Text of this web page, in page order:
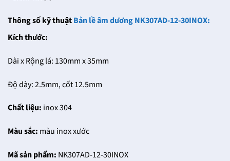
Thông số kỹ thuậtBản lề âm dương NK307AD-12-30INOX:
Kích thước:
Dài x Rộng lá: 130mm x 35mm
Độ dày: 2.5mm, cốt 12.5mm
Chất liệu: inox 304
Màu sắc: màu inox xước
Mã sản phẩm: NK307AD-12-30INOX